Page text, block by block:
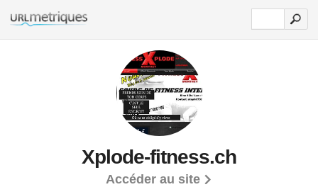
Xplode-fitness.ch
Accéder au site